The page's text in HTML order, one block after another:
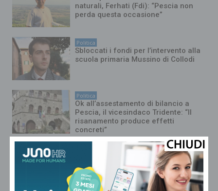
naturali, Ferhati (Fdi): “Pescia non
perda questa occasione”
Politica
Sbloccati i fondi per l’intervento alla
scuola primaria Mussino di Collodi
Politica
Ok all’assestamento di bilancio a
Pescia, il vicesindaco Tridente: “Il
risanamento produce effetti
concreti”
Nel piano dei rifiuti regionale il
revamping dell’inceneritore di
Montale e il raddoppio delle
tonnellate